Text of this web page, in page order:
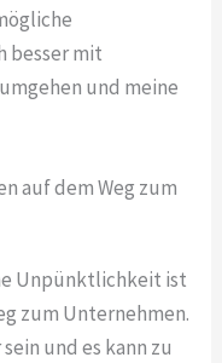
besser mit
und meine
auf dem Weg zum
Unpünktlichkeit ist
zum Unternehmen.
und es kann zu